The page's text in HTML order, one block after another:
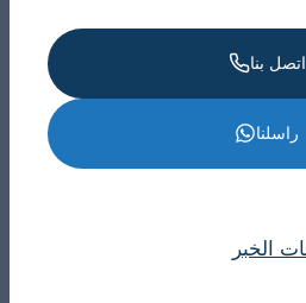
اتصل بنا
راسلنا
الخبر